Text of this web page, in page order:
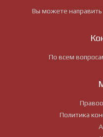
Вы можете направить
По всем
Политика